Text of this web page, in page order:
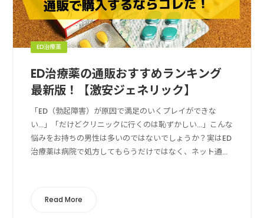
ED治療薬
ED治療薬の通販おすすめランキング
最新版！【激安ジェネリック】
「ED（勃起障害）が原因で満足のいくプレイができな
い…」「だけどクリニックに行くのは恥ずかしい…」こんな
悩みをお持ちの男性は多いのではないでしょうか？実はED
治療薬は病院で処方してもらうだけではなく、ネット通販
Read More